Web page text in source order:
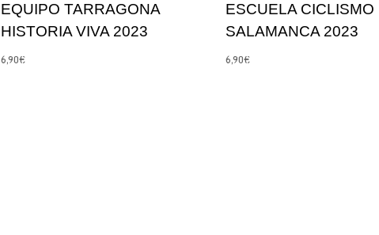
EQUIPO TARRAGONA
HISTORIA VIVA 2023
6,90€
ESCUELA CICLISMO
SALAMANCA 2023
6,90€